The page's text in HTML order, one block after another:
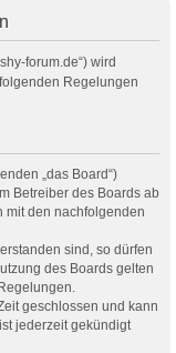
forum.de“) wird
Regelungen
„das Board“)
Betreiber des Boards ab
mit den nachfolgenden
sind, so dürfen
des Boards gelten
geschlossen und kann
jederzeit gekündigt